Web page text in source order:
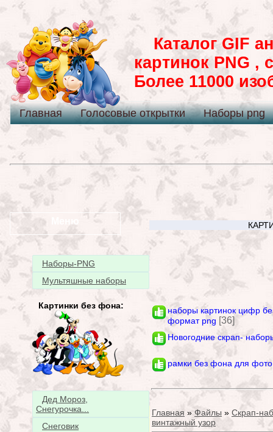
Каталог GIF
картинок PNG ,
Более 11000
Главная Голосовые открытки Наборы png
Наборы-PNG
Мультяшные наборы
Картинки без фона:
Дед Мороз,
Снегурочка...
Снеговик
наборы картинок цифр
формат png [36]
Новогодние скрап-
рамки без фона для фото
Главная » Файлы » Скрап-
винтажный узор